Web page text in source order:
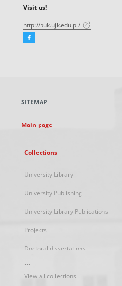
Visit us!
http://buk.ujk.edu.pl/
Facebook
new
SITEMAP
Main page
Collections
University Library
University Publishing
University Library Publications
Projects
Doctoral dissertations
...
View all collections